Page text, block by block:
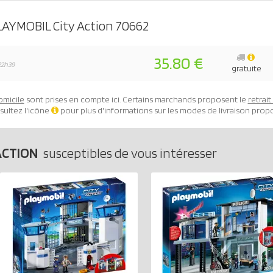
City Action 70662
35.80 € gratuite
sont prises en compte ici. Certains marchands proposent le retrait
l'icône
pour plus d'informations sur les modes de livraison
susceptibles de vous intéresser